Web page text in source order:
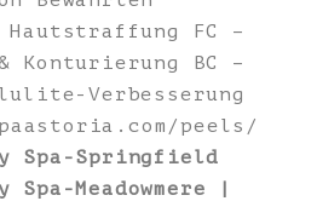
Hautstraffung FC –
BC –
Verbesserung
peels/
Spa-Springfield
Meadowmere |